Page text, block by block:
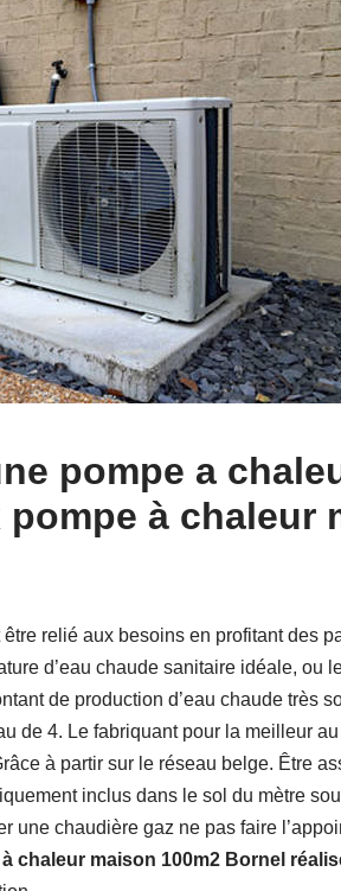
pompe a
à chaleur
relié aux besoins en profitant des
d’eau chaude sanitaire idéale, ou
de production d’eau chaude très
de 4. Le fabriquant pour la meilleur
à partir sur le réseau belge. Être
inclus dans le sol du mètre
une chaudière gaz ne pas faire
chaleur maison 100m2 Bornel